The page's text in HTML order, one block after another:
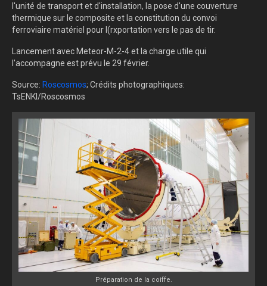
l'unité de transport et d'installation, la pose d'une couverture
thermique sur le composite et la constitution du convoi
ferroviaire matériel pour l(rxportation vers le pas de tir.
Lancement avec Meteor-M-2-4 et la charge utile qui
l'accompagne est prévu le 29 février.
Source: Roscosmos; Crédits photographiques:
TsENKI/Roscosmos
Préparation de la coiffe.